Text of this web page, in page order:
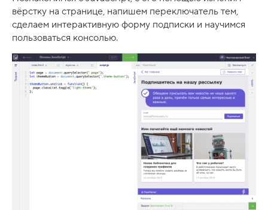
вёрстку на странице, напишем переключатель тем,
сделаем интерактивную форму подписки и научимся
пользоваться консолью.